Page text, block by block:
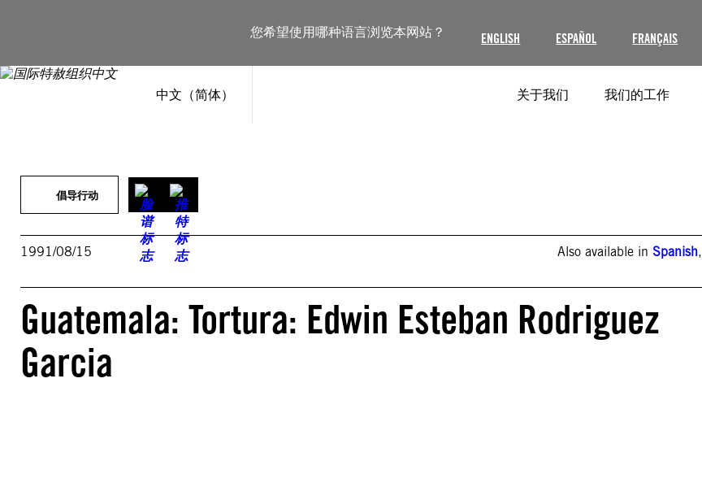
您希望使用哪种语言浏览本网站？ ENGLISH ESPAÑOL FRANÇAIS
中文（简体） 关于我们 我们的工作
倡导行动
1991/08/15 Also available inSpanish,
Guatemala: Tortura: Edwin Esteban Rodriguez
Garcia